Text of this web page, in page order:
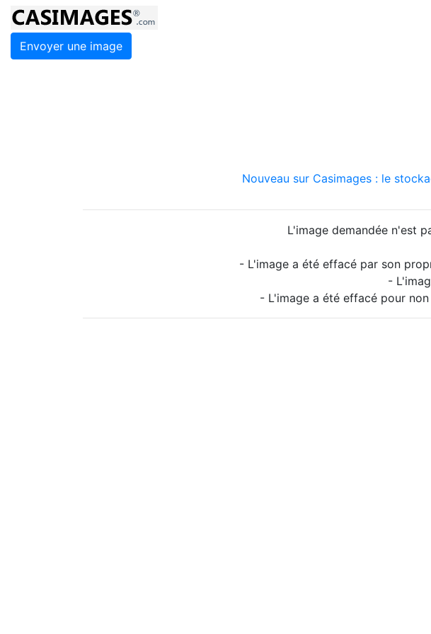
Envoyer une image
Nouveau sur Casimages : le
L'image demandée n'est
- L'image a été effacé par son
-
- L'image a été effacé pour